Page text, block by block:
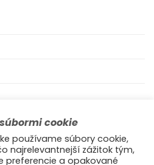
cookie
používame súbory cookie,
najrelevantnejší zážitok tým,
preferencie a opakované